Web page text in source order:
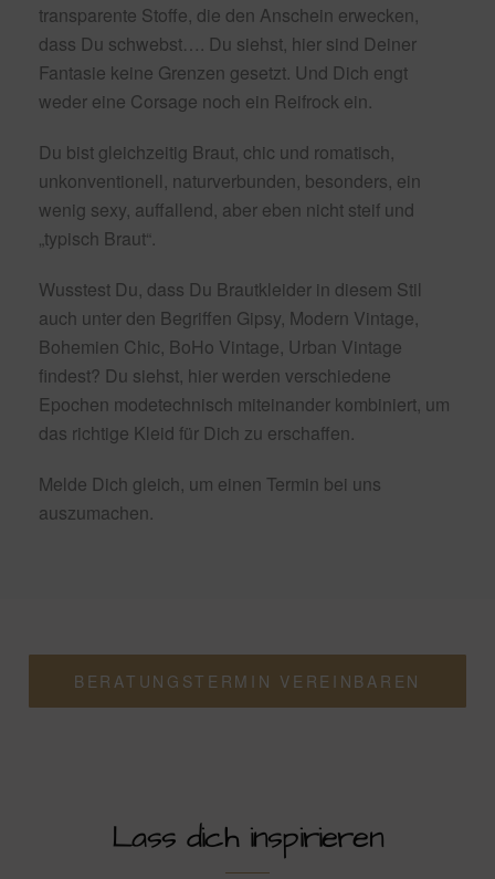
transparente Stoffe, die den Anschein erwecken,
dass Du schwebst…. Du siehst, hier sind Deiner
Fantasie keine Grenzen gesetzt. Und Dich engt
weder eine Corsage noch ein Reifrock ein.
Du bist gleichzeitig Braut, chic und romatisch,
unkonventionell, naturverbunden, besonders, ein
wenig sexy, auffallend, aber eben nicht steif und
„typisch Braut“.
Wusstest Du, dass Du Brautkleider in diesem Stil
auch unter den Begriffen Gipsy, Modern Vintage,
Bohemien Chic, BoHo Vintage, Urban Vintage
findest? Du siehst, hier werden verschiedene
Epochen modetechnisch miteinander kombiniert, um
das richtige Kleid für Dich zu erschaffen.
Melde Dich gleich, um einen Termin bei uns
auszumachen.
BERATUNGSTERMIN VEREINBAREN
Lass dich inspirieren